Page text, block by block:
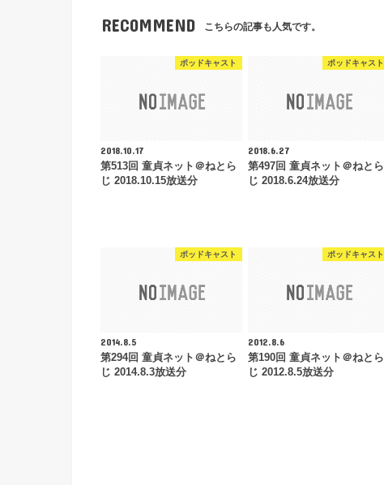
RECOMMEND こちらの記事も人気です。
ポッドキャスト
2018.10.17
第513回 童貞ネット＠ねとら
じ 2018.10.15放送分
ポッドキャスト
2018.6.27
第497回 童貞ネット＠ねとら
じ 2018.6.24放送分
ポッドキャスト
2014.8.5
第294回 童貞ネット＠ねとら
じ 2014.8.3放送分
ポッドキャスト
2012.8.6
第190回 童貞ネット＠ねとら
じ 2012.8.5放送分